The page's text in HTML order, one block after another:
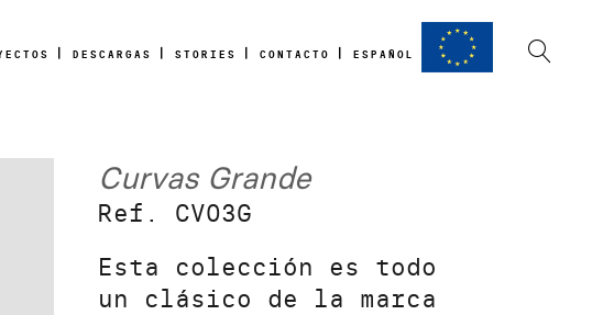
DESCARGAS STORIES CONTACTO ESPAÑOL
Curvas Grande
Ref. CV03G
Esta colección es todo
un clásico de la marca